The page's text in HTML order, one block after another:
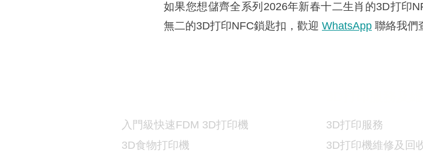
如果您想儲齊全系列2026年新春十二生肖的3D打印
無二的3D打印NFC鎖匙扣，歡迎 WhatsApp 聯絡我們
入門級快速FDM 3D打印機
3D食物打印機
3D打印服務
3D打印機維修及回